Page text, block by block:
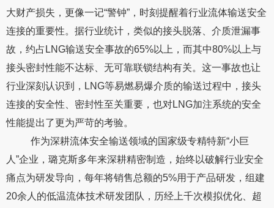
大财产损失，更像一记“警钟”，时刻提醒着行业流体输送安全
连接的重要性。据行业统计，类似的接头脱落、介质泄漏事
故，约占LNG输送安全事故的65%以上，而其中80%以上与
接头密封性能不达标、无可靠联锁结构有关。这一事故也让
行业深刻认识到，LNG等易燃易爆介质的输送过程中，接头
连接的安全性、密封性至关重要，也对LNG加注系统的安全
性能提出了更为严苛的考验。
作为深耕流体安全输送领域的国家级专精特新“小巨
人”企业，璐克斯多年来深耕精密制造，始终以破解行业安全
痛点为研发导向，每年将销售总额的5%用于产品研发，组建
20余人的低温流体技术研发团队，历经上千次模拟优化、超